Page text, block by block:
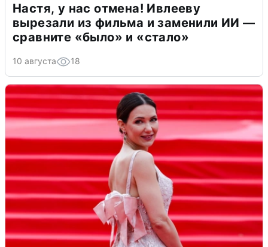
Настя, у нас отмена! Ивлееву
вырезали из фильма и заменили ИИ —
сравните «было» и «стало»
10 августа 18